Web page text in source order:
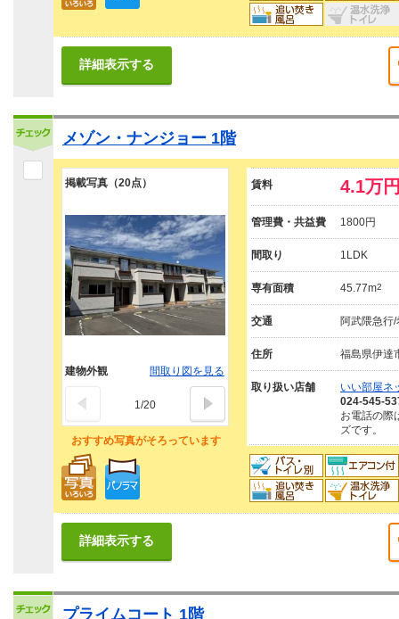
詳細表示する
メゾン・ナンジョー 1階
掲載写真（20点）
おすすめ写真がそろっています
建物外観 間取り図を見る
1/20
賃料 4.1万
管理費・共益費 1800円
間取り 1LDK
専有面積 45.77m2
交通 阿武隈急行
住所 福島県伊達
取り扱い店舗
いい部屋ネ
024-545-
お電話の際
ズです。
詳細表示する
プライムコート 1階